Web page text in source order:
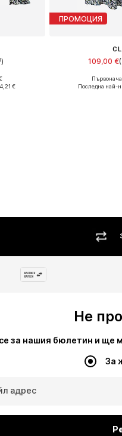
€
ПРОМОЦИЯ
109,00 €
Налични
Последна най-
Не
за нашия бюлетин и ще
За
адрес